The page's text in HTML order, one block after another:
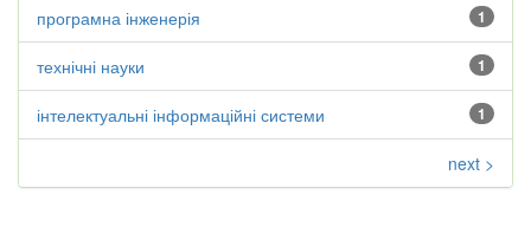
1
програмна інженерія
1
технічні науки
1
інтелектуальні інформаційні системи
next >